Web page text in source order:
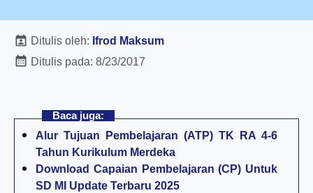
Ditulis oleh: Ifrod Maksum
Ditulis pada: 8/23/2017
Baca juga:
Alur Tujuan Pembelajaran (ATP) TK RA 4-6
Tahun Kurikulum Merdeka
Download Capaian Pembelajaran (CP) Untuk
SD MI Update Terbaru 2025